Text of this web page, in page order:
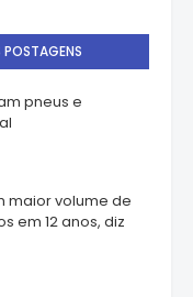
pneus e
maior volume de
em 12 anos, diz